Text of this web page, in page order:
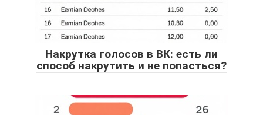
Накрутка голосов в ВК: есть ли
способ накрутить и не попасться?